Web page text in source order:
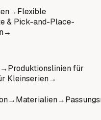
→Flexible
& Pick-and-Place-
→
→Produktionslinien für
Kleinserien→
→Materialien→